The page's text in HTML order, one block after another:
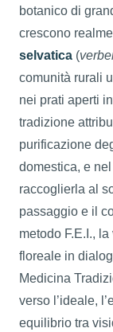
botanico di
crescono
selvatica (
comunità rurali
nei prati aperti
tradizione
purificazione
domestica, e
raccoglierla al
passaggio e il
metodo F.E.I.,
floreale in
Medicina
verso l’ideale,
equilibrio tra